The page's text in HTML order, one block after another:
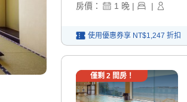
房價： 1 晚 | |
使用優惠券享 NT$1,247 折扣
僅剩 2 間房！